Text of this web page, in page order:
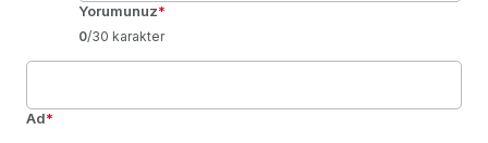
Yorumunuz*
0/30 karakter
Ad*